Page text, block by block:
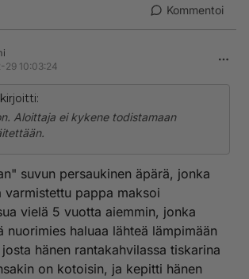
Kommentoi
10:03:24
kirjoitti:
Aloittaja ei kykene todistamaan
suvun persaukinen äpärä, jonka
varmistettu pappa maksoi
vielä 5 vuotta aiemmin, jonka
nuorimies haluaa lähteä lämpimään
hänen rantakahvilassa tiskarina
on kotoisin, ja kepitti hänen